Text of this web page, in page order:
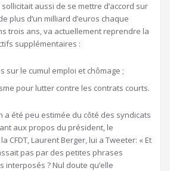
aussi de se mettre d’accord sur
plus d’un milliard d’euros chaque
trois ans, va actuellement reprendre la
supplémentaires :
sur le cumul emploi et chômage ;
pour lutter contre les contrats courts.
a été peu estimée du côté des syndicats
aux propos du président, le
CFDT, Laurent Berger, lui a Tweeter: « Et
pas par des petites phrases
interposés ? Nul doute qu’elle